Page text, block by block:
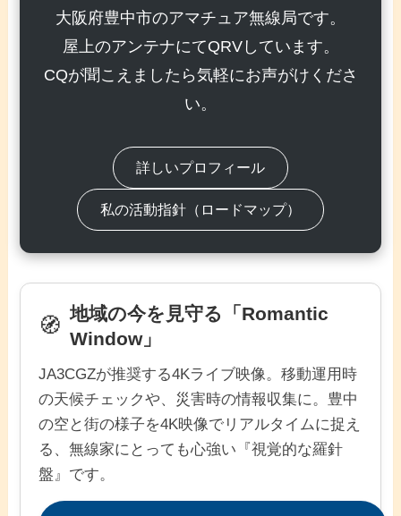
大阪府豊中市のアマチュア無線局です。
屋上のアンテナにてQRVしています。
CQが聞こえましたら気軽にお声がけくださ
い。
詳しいプロフィール
私の活動指針（ロードマップ）
🧭 地域の今を見守る「Romantic
Window」
JA3CGZが推奨する4Kライブ映像。移動運用時
の天候チェックや、災害時の情報収集に。豊中
の空と街の様子を4K映像でリアルタイムに捉え
る、無線家にとっても心強い『視覚的な羅針
盤』です。